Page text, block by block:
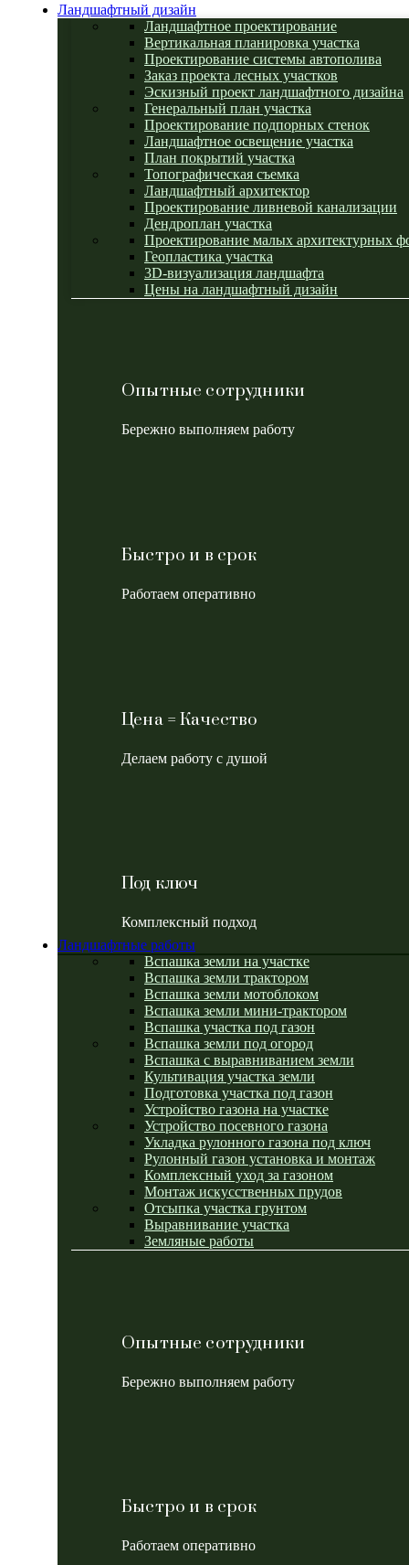
Ландшафтный дизайн
Ландшафтное проектирование
Вертикальная планировка участка
Проектирование системы автополива
Заказ проекта лесных участков
Эскизный проект ландшафтного дизайна
Генеральный план участка
Проектирование подпорных стенок
Ландшафтное освещение участка
План покрытий участка
Топографическая съемка
Ландшафтный архитектор
Проектирование ливневой канализации
Дендроплан участка
Проектирование малых архитектурных
Геопластика участка
3D-визуализация ландшафта
Цены на ландшафтный дизайн
Опытные сотрудники
Бережно выполняем работу
Быстро и в срок
Работаем оперативно
Цена = Качество
Делаем работу с душой
Под ключ
Комплексный подход
Ландшафтные работы
Вспашка земли на участке
Вспашка земли трактором
Вспашка земли мотоблоком
Вспашка земли мини-трактором
Вспашка участка под газон
Вспашка земли под огород
Вспашка с выравниванием земли
Культивация участка земли
Подготовка участка под газон
Устройство газона на участке
Устройство посевного газона
Укладка рулонного газона под ключ
Рулонный газон установка и монтаж
Комплексный уход за газоном
Монтаж искусственных прудов
Отсыпка участка грунтом
Выравнивание участка
Земляные работы
Опытные сотрудники
Бережно выполняем работу
Быстро и в срок
Работаем оперативно